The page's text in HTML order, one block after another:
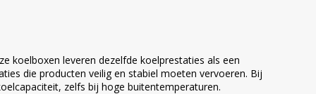
koelboxen leveren dezelfde koelprestaties als een
die producten veilig en stabiel moeten vervoeren. Bij
zelfs bij hoge buitentemperaturen.